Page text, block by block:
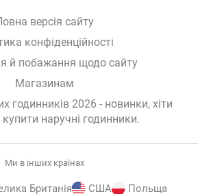
версія сайту
конфіденційності
й побажання щодо сайту
Магазинам
годинників 2026 - новинки, хіти
купити наручні годинники.
Ми в інших країнах
Британія США Польща